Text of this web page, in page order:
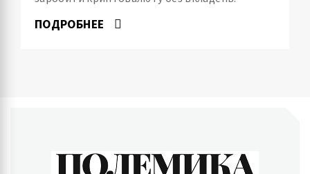
ПОДРОБНЕЕ